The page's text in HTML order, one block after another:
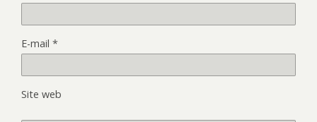
E-mail *
Site web